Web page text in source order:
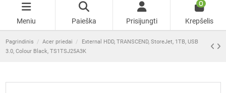
Meniu Paieška Prisijungti
0
Krepšelis
Pagrindinis Acer priedai
External HDD, TRANSCEND, StoreJet, 1TB, USB
3.0, Colour Black, TS1TSJ25A3K